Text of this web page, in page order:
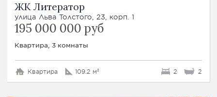
ЖК Литератор
улица Льва Толстого, 23, корп. 1
195 000 000 руб
Квартира, 3 комнаты
Квартира 109.2 м² 2 2